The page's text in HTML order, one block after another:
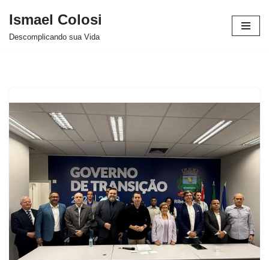
Avançar
Ismael Colosi
Descomplicando sua Vida